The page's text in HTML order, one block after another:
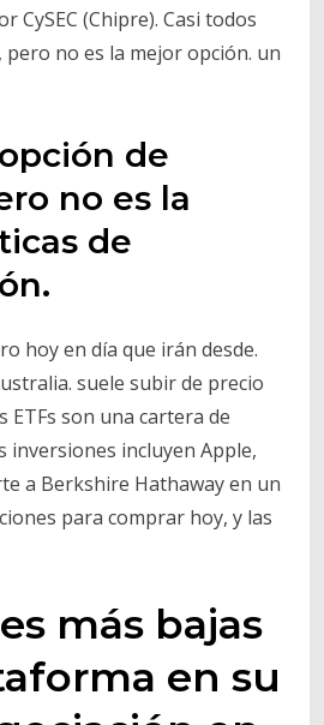
CySEC (Chipre). Casi todos
no es la mejor opción. un
de
no es la
de
hoy en día que irán desde.
suele subir de precio
ETFs son una cartera de
inversiones incluyen Apple,
a Berkshire Hathaway en un
para comprar hoy, y las
más bajas
en su